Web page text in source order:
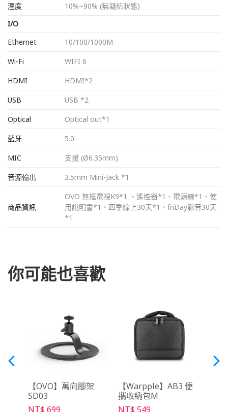
溼度
10%~90% (無凝結狀態)
I/O
Ethernet
10/100/1000M
Wi-Fi
WIFI 6
HDMI
HDMI*2
USB
USB *2
Optical
Optical out*1
藍牙
5.0
MIC
支援 (Ø6.35mm)
音源輸出
3.5mm Mini-Jack *1
商品資訊
OVO 無框電視K9*1 、遙控器*1、電源線*1、使
用說明書*1、四季線上30天*1、friDay影音30天
*1
你可能也喜歡
【OVO】萬向腳架
SD03
NT$ 699
【Warpple】AB3 便
攜收納包M
NT$ 549